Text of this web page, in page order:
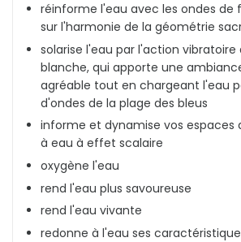
réinforme l'eau avec les ondes de
sur l'harmonie de la géométrie
solarise l'eau par l'action vibratoire
blanche, qui apporte une
agréable tout en chargeant l'eau
d'ondes de la plage des bleus
informe et dynamise vos espaces
à eau à effet scalaire
oxygène l'eau
rend l'eau plus savoureuse
rend l'eau vivante
redonne à l'eau ses